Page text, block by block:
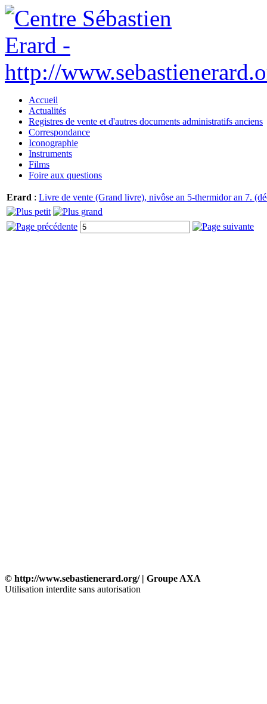
Accueil
Actualités
Registres de vente et d'autres documents administratifs anciens
Correspondance
Iconographie
Instruments
Films
Foire aux questions
Erard : Livre de vente (Grand livre), nivôse an 5-thermidor an 7.
© http://www.sebastienerard.org/ | Groupe AXA
Utilisation interdite sans autorisation